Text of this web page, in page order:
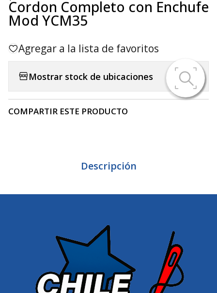
Cordon Completo con Enchufe
Mod YCM35
Agregar a la lista de favoritos
Mostrar stock de ubicaciones
COMPARTIR ESTE PRODUCTO
Descripción